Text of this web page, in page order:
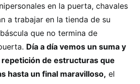
en la puerta, chavales
a trabajar en la tienda de su
que no termina de
Día a día vemos un suma y
de estructuras que
hasta un final maravilloso, el